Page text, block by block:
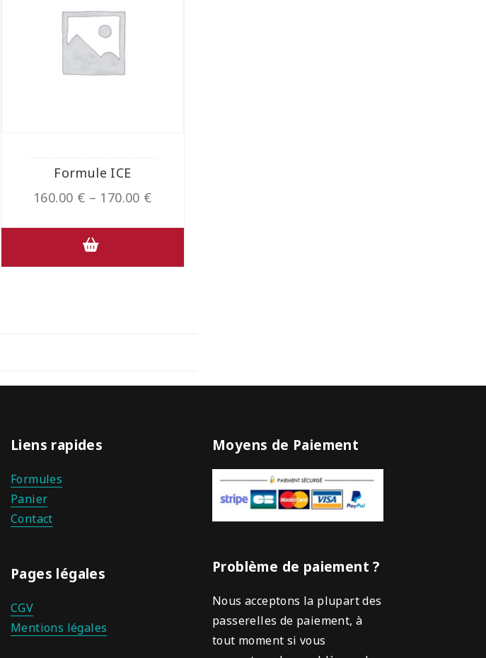
Formule ICE
160.00 € – 170.00 €
Liens rapides
Formules
Panier
Contact
Pages légales
CGV
Mentions légales
Moyens de Paiement
Problème de paiement ?
Nous acceptons la plupart des
passerelles de paiement, à
tout moment si vous